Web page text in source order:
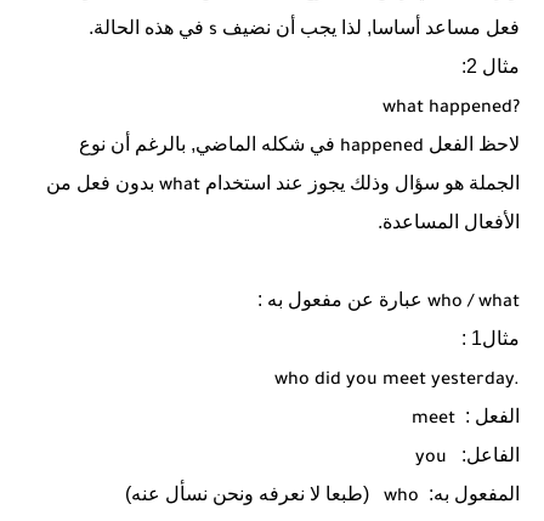
فعل مساعد أساسا, لذا يجب أن نضيف s في هذه الحالة.
مثال 2:
what happened?
لاحظ الفعل happened في شكله الماضي, بالرغم أن نوع
الجملة هو سؤال وذلك يجوز عند استخدام what بدون فعل من
الأفعال المساعدة.
what
/
who عبارة عن مفعول به :
مثال1 :
who did you meet yesterday.
الفعل : meet
الفاعل: you
المفعول به: who
(طبعا لا نعرفه ونحن نسأل عنه)